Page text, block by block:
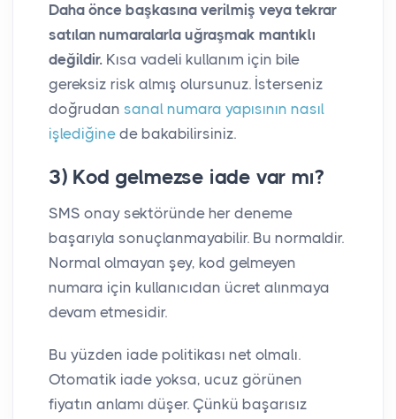
Daha önce başkasına verilmiş veya tekrar
satılan numaralarla uğraşmak mantıklı
değildir. Kısa vadeli kullanım için bile
gereksiz risk almış olursunuz. İsterseniz
doğrudan sanal numara yapısının nasıl
işlediğine de bakabilirsiniz.
3) Kod gelmezse iade var mı?
SMS onay sektöründe her deneme
başarıyla sonuçlanmayabilir. Bu normaldir.
Normal olmayan şey, kod gelmeyen
numara için kullanıcıdan ücret alınmaya
devam etmesidir.
Bu yüzden iade politikası net olmalı.
Otomatik iade yoksa, ucuz görünen
fiyatın anlamı düşer. Çünkü başarısız